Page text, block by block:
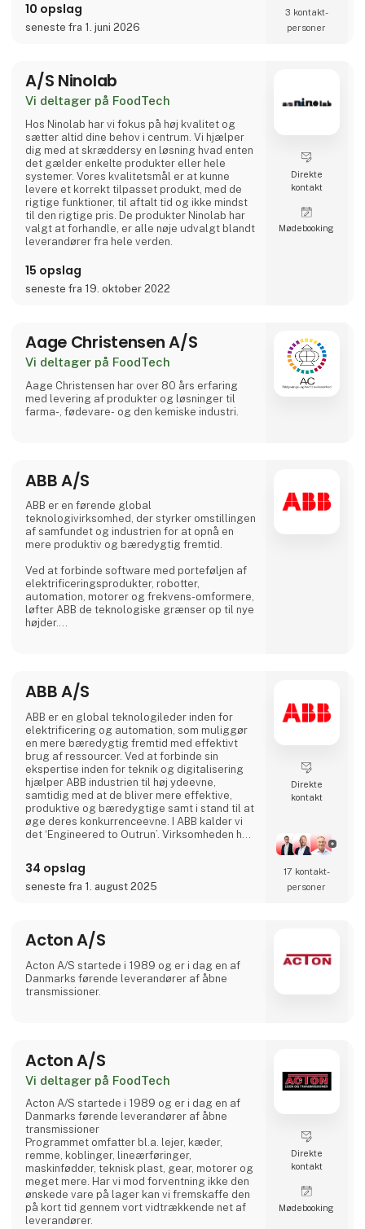
Simplewires digitale opmærkningssystem
indlejrer et unikt ID i alle elektriske
10 opslag
seneste fra 1. juni 2026
3 kontakt­
personer
A/S Ninolab
Vi deltager på FoodTech
Hos Ninolab har vi fokus på høj kvalitet og
sætter altid dine behov i centrum. Vi hjælper
dig med at skræddersy en løsning hvad enten
det gælder enkelte produkter eller hele
systemer. Vores kvalitetsmål er at kunne
levere et korrekt tilpasset produkt, med de
rigtige funktioner, til aftalt tid og ikke mindst
til den rigtige pris. De produkter Ninolab har
valgt at forhandle, er alle nøje udvalgt blandt
leverandører fra hele verden.
15 opslag
seneste fra 19. oktober 2022
Direkte
kontakt
Møde­booking
Aage Christensen A/S
Vi deltager på FoodTech
Aa​ge Christensen har over 80 års erfaring
med levering af produkter og løsninger til
farma-, fødevare- og den kemiske industri.
ABB A/S
ABB er en førende global
teknologivirksomhed, der styrker omstillingen
af samfundet og industrien for at opnå en
mere produktiv og bæredygtig fremtid.
Ved at forbinde software med porteføljen af
elektrificeringsprodukter, robotter,
automation, motorer og frekvens-omformere,
løfter ABB de teknologiske grænser op til nye
højder.
ABB A/S
ABB er en global teknologileder inden for
elektrificering og automation, som muliggør
en mere bæredygtig fremtid med effektivt
brug af ressourcer. Ved at forbinde sin
ekspertise inden for teknik og digitalisering
hjælper ABB industrien til høj ydeevne,
samtidig med at de bliver mere effektive,
produktive og bæredygtige samt i stand til at
øge deres konkurrenceevne. I ABB kalder vi
det ‘Engineered to Outrun’. Virksomheden har
noteret på SIX Swiss Exchange (ABBN) og
Nasdaq Stockholm (ABB). www.abb.com
34 opslag
seneste fra 1. august 2025
Direkte
kontakt
17 kontakt­
personer
Acton A/S
Acton A/S startede i 1989 og er i dag en af
Danmarks førende leverandører af åbne
transmissioner.
Acton A/S
Vi deltager på FoodTech
Acton A/S startede i 1989 og er i dag en af
Danmarks førende leverandører af åbne
transmissioner
Programmet omfatter bl.a. lejer, kæder,
remme, koblinger, lineærføringer,
maskinfødder, teknisk plast, gear, motorer og
meget mere. Har vi mod forventning ikke den
ønskede vare på lager kan vi fremskaffe den
på kort tid gennem vort vidtrækkende net af
leverandører.
Direkte
kontakt
Møde­booking